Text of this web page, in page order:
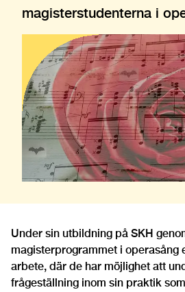
magisterstudenterna i
Under sin utbildning på SKH
magisterprogrammet i operasång
arbete, där de har möjlighet att
frågeställning inom sin praktik